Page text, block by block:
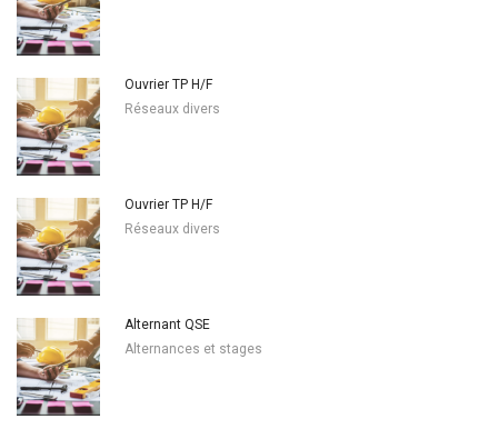
Ouvrier TP H/F
Réseaux divers
Ouvrier TP H/F
Réseaux divers
Alternant QSE
Alternances et stages